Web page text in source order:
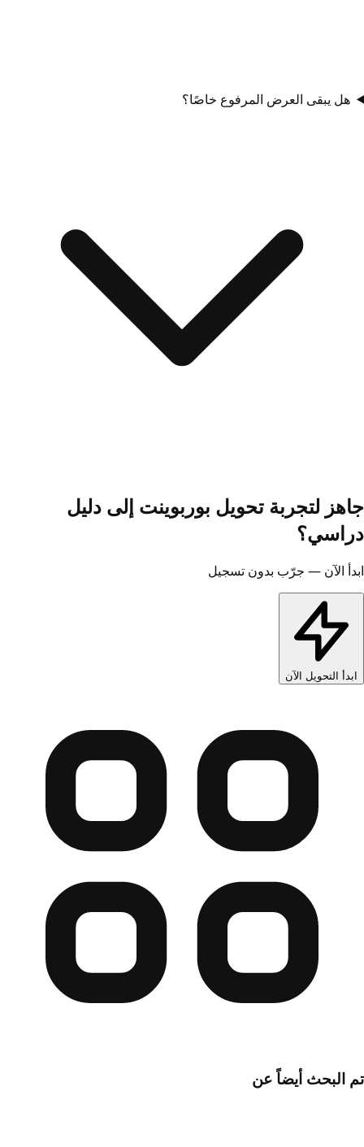
هل يبقى العرض المرفوع خاصًا؟
جاهز لتجربة تحويل بوربوينت إلى دليل
دراسي؟
ابدأ الآن — جرّب بدون تسجيل
ابدأ التحويل الآن
تم البحث أيضاً عن